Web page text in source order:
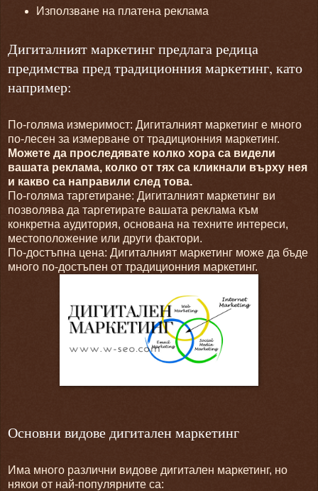
Използване на платена реклама
Дигиталният маркетинг предлага редица
предимства пред традиционния маркетинг, като
например:
По-голяма измеримост: Дигиталният маркетинг е много
по-лесен за измерване от традиционния маркетинг.
Можете да проследявате колко хора са видели
вашата реклама, колко от тях са кликнали върху нея
и какво са направили след това.
По-голяма таргетиране: Дигиталният маркетинг ви
позволява да таргетирате вашата реклама към
конкретна аудитория, основана на техните интереси,
местоположение или други фактори.
По-достъпна цена: Дигиталният маркетинг може да бъде
много по-достъпен от традиционния маркетинг.
Основни видове дигитален маркетинг
Има много различни видове дигитален маркетинг, но
някои от най-популярните са: